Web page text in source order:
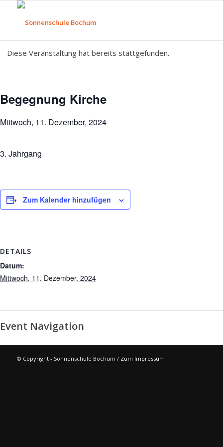
Diese Veranstaltung hat bereits stattgefunden.
Begegnung Kirche
Mittwoch, 11. Dezember, 2024
3. Jahrgang
Zum Kalender hinzufügen
DETAILS
Datum:
Mittwoch, 11. Dezember, 2024
Event Navigation
© Copyright - Sonnenschule Bochum / Zum Impressum